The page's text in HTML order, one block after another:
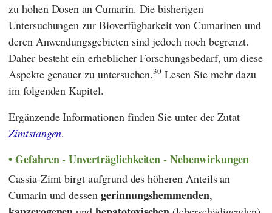
zu hohen Dosen an Cumarin. Die bisherigen
Untersuchungen zur Bioverfügbarkeit von Cumarinen und
deren Anwendungsgebieten sind jedoch noch begrenzt.
Daher besteht ein erheblicher Forschungsbedarf, um diese
Aspekte genauer zu untersuchen.30 Lesen Sie mehr dazu
im folgenden Kapitel.
Ergänzende Informationen finden Sie unter der Zutat
Zimtstangen.
Gefahren - Unverträglichkeiten - Nebenwirkungen
Cassia-Zimt birgt aufgrund des höheren Anteils an
Cumarin und dessen gerinnungshemmenden,